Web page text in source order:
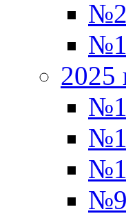
№2
№1
2025
№9